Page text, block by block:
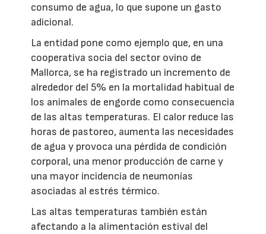
consumo de agua, lo que supone un gasto
adicional.
La entidad pone como ejemplo que, en una
cooperativa socia del sector ovino de
Mallorca, se ha registrado un incremento de
alrededor del 5% en la mortalidad habitual de
los animales de engorde como consecuencia
de las altas temperaturas. El calor reduce las
horas de pastoreo, aumenta las necesidades
de agua y provoca una pérdida de condición
corporal, una menor producción de carne y
una mayor incidencia de neumonías
asociadas al estrés térmico.
Las altas temperaturas también están
afectando a la alimentación estival del